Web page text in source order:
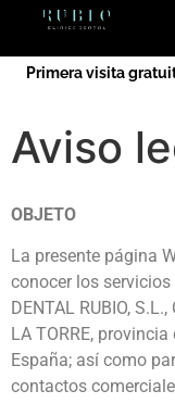
Primera visita
Aviso
OBJETO
La presente página
conocer los
DENTAL RUBIO,
LA TORRE,
España; así como
contactos